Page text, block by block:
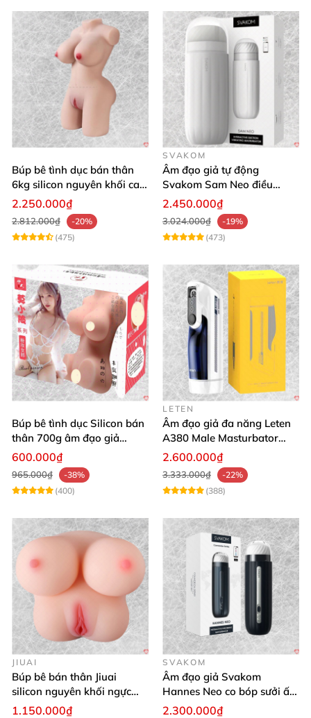
Búp bê tình dục bán thân
6kg silicon nguyên khối cao
cấp giá rẻ
2.250.000₫
2.812.000₫
-20%
(475)
SVAKOM
Âm đạo giả tự động
Svakom Sam Neo điều
khiển qua app webcam cao
2.450.000₫
3.024.000₫
-19%
(473)
Búp bê tình dục Silicon bán
thân 700g âm đạo giả
nguyên khối giống thật
600.000₫
965.000₫
-38%
(400)
LETEN
Âm đạo giả đa năng Leten
A380 Male Masturbator
Version 4
2.600.000₫
3.333.000₫
-22%
(388)
JIUAI
Búp bê bán thân Jiuai
silicon nguyên khối ngực
âm đạo thật
1.150.000₫
SVAKOM
Âm đạo giả Svakom
Hannes Neo co bóp sưởi ấm
app điều khiển tiện lợi
2.300.000₫